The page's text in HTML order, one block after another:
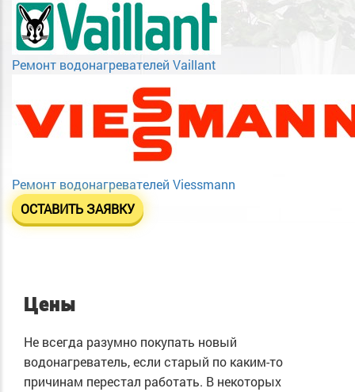
Ремонт водонагревателей Vaillant
Ремонт водонагревателей Viessmann
ОСТАВИТЬ ЗАЯВКУ
Цены
Не всегда разумно покупать новый
водонагреватель, если старый по каким-то
причинам перестал работать. В некоторых